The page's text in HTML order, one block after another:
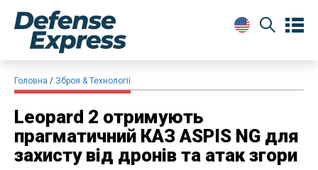
Головна Зброя & Технології
Leopard 2 отримують
прагматичний КАЗ ASPIS NG для
захисту від дронів та атак згори